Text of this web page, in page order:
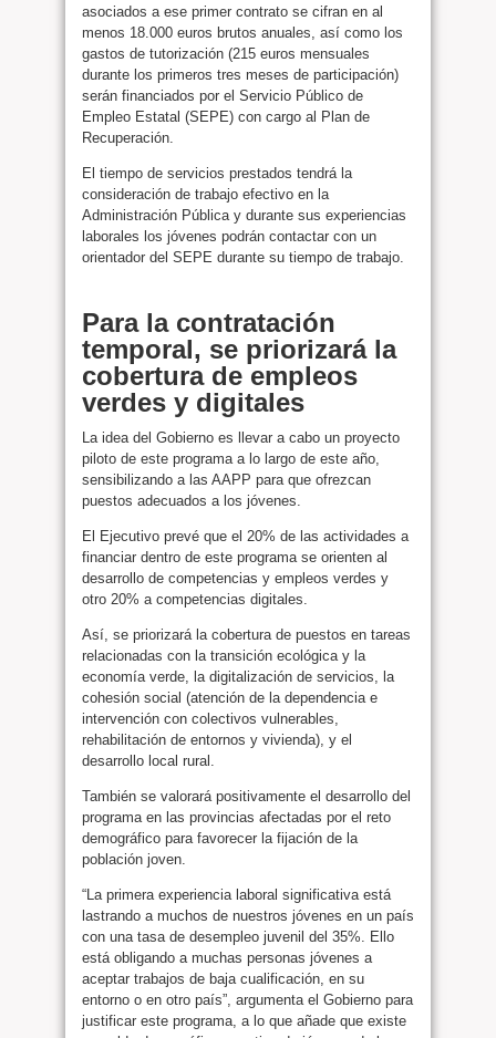
asociados a ese primer contrato se cifran en al
menos 18.000 euros brutos anuales, así como los
gastos de tutorización (215 euros mensuales
durante los primeros tres meses de participación)
serán financiados por el Servicio Público de
Empleo Estatal (SEPE) con cargo al Plan de
Recuperación.
El tiempo de servicios prestados tendrá la
consideración de trabajo efectivo en la
Administración Pública y durante sus experiencias
laborales los jóvenes podrán contactar con un
orientador del SEPE durante su tiempo de trabajo.
Para la contratación
temporal, se priorizará la
cobertura de empleos
verdes y digitales
La idea del Gobierno es llevar a cabo un proyecto
piloto de este programa a lo largo de este año,
sensibilizando a las AAPP para que ofrezcan
puestos adecuados a los jóvenes.
El Ejecutivo prevé que el 20% de las actividades a
financiar dentro de este programa se orienten al
desarrollo de competencias y empleos verdes y
otro 20% a competencias digitales.
Así, se priorizará la cobertura de puestos en tareas
relacionadas con la transición ecológica y la
economía verde, la digitalización de servicios, la
cohesión social (atención de la dependencia e
intervención con colectivos vulnerables,
rehabilitación de entornos y vivienda), y el
desarrollo local rural.
También se valorará positivamente el desarrollo del
programa en las provincias afectadas por el reto
demográfico para favorecer la fijación de la
población joven.
“La primera experiencia laboral significativa está
lastrando a muchos de nuestros jóvenes en un país
con una tasa de desempleo juvenil del 35%. Ello
está obligando a muchas personas jóvenes a
aceptar trabajos de baja cualificación, en su
entorno o en otro país”, argumenta el Gobierno para
justificar este programa, a lo que añade que existe